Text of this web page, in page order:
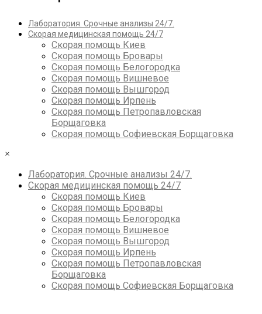
Лаборатория. Срочные анализы 24/7.
Скорая медицинская помощь 24/7
Скорая помощь Киев
Скорая помощь Бровары
Скорая помощь Белогородка
Скорая помощь Вишневое
Скорая помощь Вышгород
Скорая помощь Ирпень
Скорая помощь Петропавловская
Борщаговка
Скорая помощь Софиевская Борщаговка
×
Лаборатория. Срочные анализы 24/7.
Скорая медицинская помощь 24/7
Скорая помощь Киев
Скорая помощь Бровары
Скорая помощь Белогородка
Скорая помощь Вишневое
Скорая помощь Вышгород
Скорая помощь Ирпень
Скорая помощь Петропавловская
Борщаговка
Скорая помощь Софиевская Борщаговка